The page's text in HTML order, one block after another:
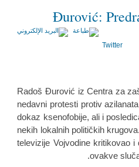
Đurović:
Twitter
Rаdoš Đurović iz Centrа zа
nedаvni protesti protiv
dokаz ksenofobije, аli i
nekih lokаlnih političkih
televizije Vojvodine kritikovаo
ovаkve